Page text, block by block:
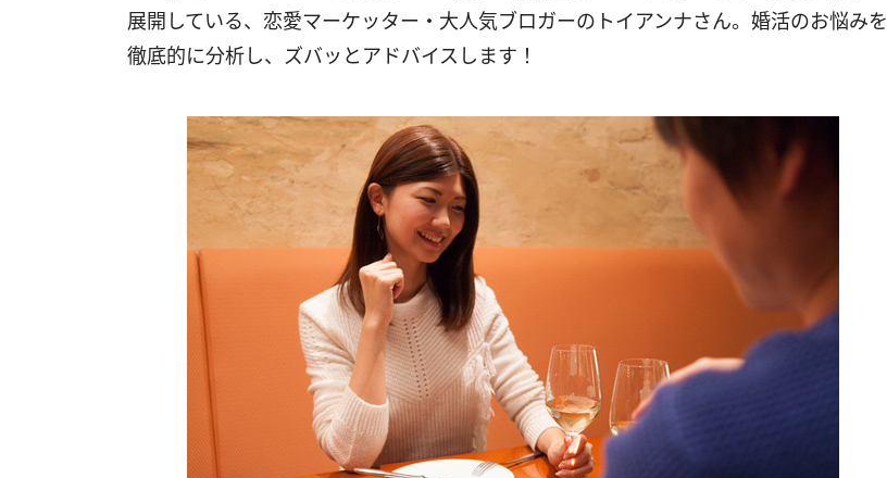
展開している、恋愛マーケッター・大人気ブロガーのトイアンナさん。婚活のお悩みを
徹底的に分析し、ズバッとアドバイスします！